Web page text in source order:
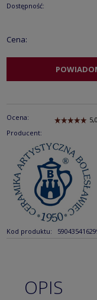
Dostępność:
Cena:
Ocena:
Producent:
Kod produktu:
OPIS